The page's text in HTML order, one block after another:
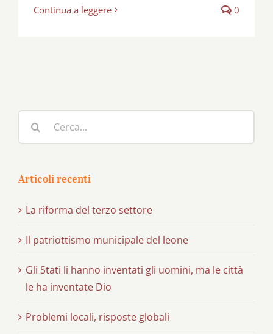
Continua a leggere 0
per:
Articoli recenti
La riforma del terzo settore
Il patriottismo municipale del leone
Gli Stati li hanno inventati gli uomini, ma le città
le ha inventate Dio
Problemi locali, risposte globali